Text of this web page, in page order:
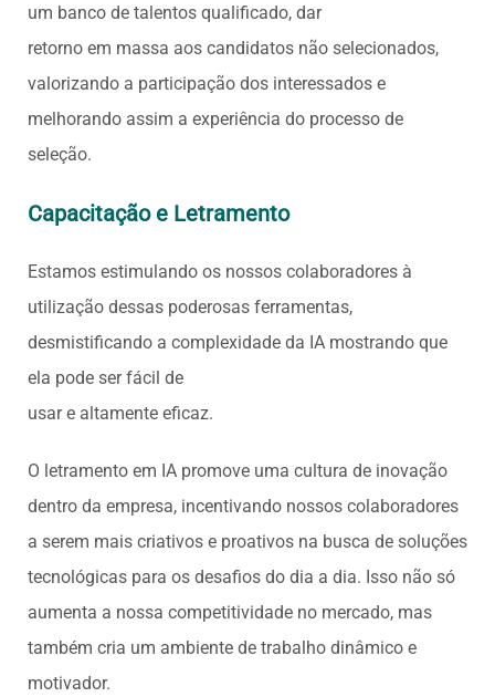
um banco de talentos qualificado, dar
retorno em massa aos candidatos não selecionados,
valorizando a participação dos interessados e
melhorando assim a experiência do processo de
seleção.
Capacitação e Letramento
Estamos estimulando os nossos colaboradores à
utilização dessas poderosas ferramentas,
desmistificando a complexidade da IA mostrando que
ela pode ser fácil de
usar e altamente eficaz.
O letramento em IA promove uma cultura de inovação
dentro da empresa, incentivando nossos colaboradores
a serem mais criativos e proativos na busca de soluções
tecnológicas para os desafios do dia a dia. Isso não só
aumenta a nossa competitividade no mercado, mas
também cria um ambiente de trabalho dinâmico e
motivador.